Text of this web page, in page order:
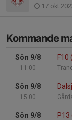
17 okt
Kommande
Sön 9/8
11:00
F10
Sön 9/8
15:00
Sön 9/8